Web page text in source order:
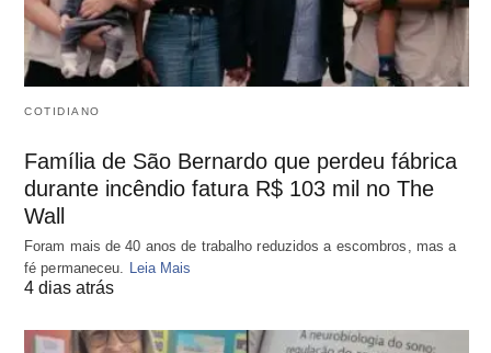
COTIDIANO
Família de São Bernardo que perdeu fábrica
durante incêndio fatura R$ 103 mil no The
Wall
Foram mais de 40 anos de trabalho reduzidos a escombros, mas a
fé permaneceu. Leia Mais
4 dias atrás